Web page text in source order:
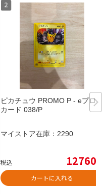
ピカチュウ PROMO P - eプロモ
カード 038/P
マイストア在庫： 2290
税込 12760
カートに入れる